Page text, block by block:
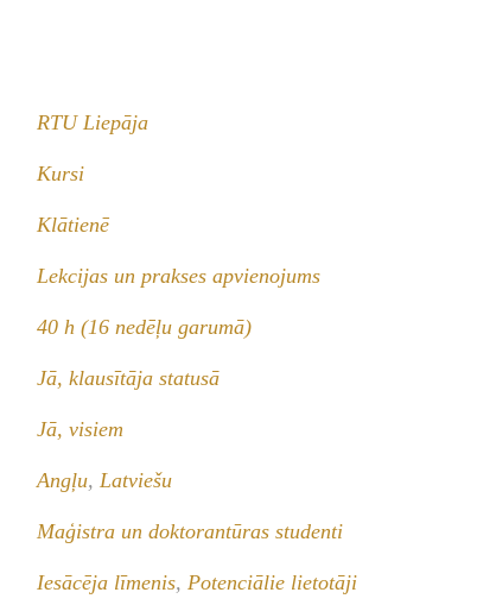
RTU Liepāja
Kursi
Klātienē
Lekcijas un prakses apvienojums
40 h (16 nedēļu garumā)
Jā, klausītāja statusā
Jā, visiem
Angļu, Latviešu
Maģistra un doktorantūras studenti
Iesācēja līmenis, Potenciālie lietotāji